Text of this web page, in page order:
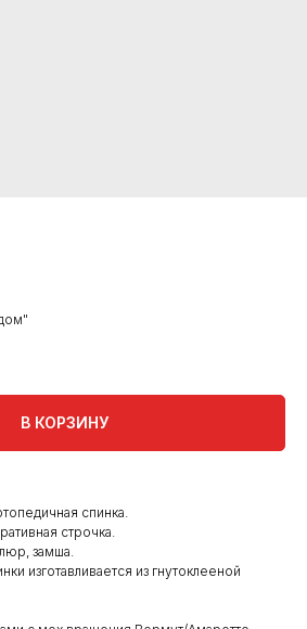
В КОРЗИНУ
спинка.
строчка.
замша.
изготавливается из гнутоклееной